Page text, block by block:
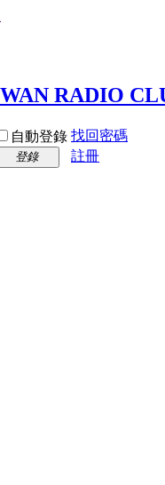
自動登錄 找回密碼
登錄 註冊